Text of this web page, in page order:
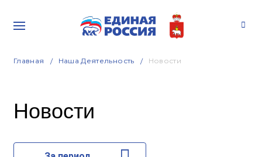
Главная Наша Деятельность Новости
Новости